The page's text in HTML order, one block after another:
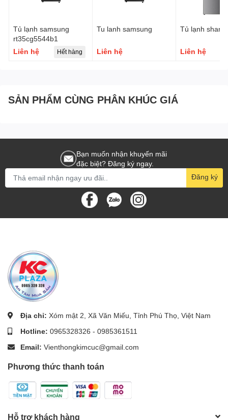
Tủ lạnh samsung
rt35cg5544b1
Liên hệ
Hết hàng
Tu lanh samsung
Liên hệ
Tủ lạnh sharp
Liên hệ
SẢN PHẨM CÙNG PHÂN KHÚC GIÁ
Bạn muốn nhận khuyến mãi
đặc biệt? Đăng ký ngay.
Đăng ký
Địa chỉ: Xóm mật 2, Xã Văn Miếu, Tỉnh Phú Thọ, Việt Nam
Hotline: 0965328326 - 0985361511
Email: Vienthongkimcuc@gmail.com
Phương thức thanh toán
Hỗ trợ khách hàng